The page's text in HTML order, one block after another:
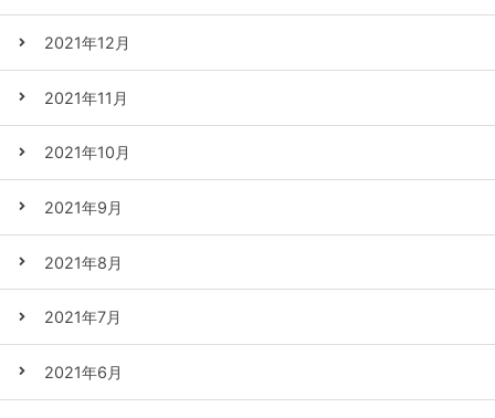
2021年12月
2021年11月
2021年10月
2021年9月
2021年8月
2021年7月
2021年6月